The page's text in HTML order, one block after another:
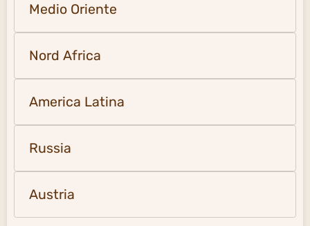
Medio Oriente
Nord Africa
America Latina
Russia
Austria